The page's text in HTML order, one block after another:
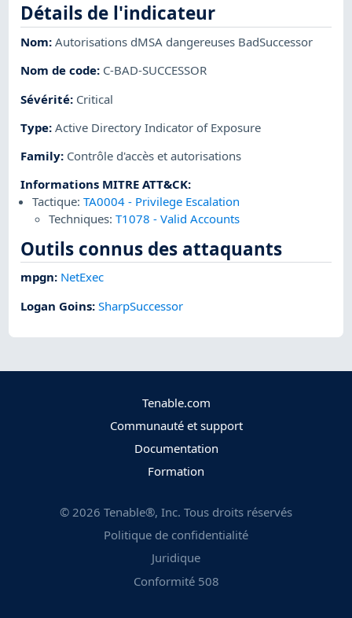
Détails de l'indicateur
Nom:Autorisations dMSA dangereuses BadSuccessor
Nom de code: C-BAD-SUCCESSOR
Sévérité: Critical
Type:Active Directory Indicator of Exposure
Family: Contrôle d'accès et autorisations
Informations MITRE ATT&CK:
Tactique: TA0004- Privilege Escalation
Techniques:T1078 -Valid Accounts
Outils connus des attaquants
mpgn: NetExec
Logan Goins:SharpSuccessor
Tenable.com
Communauté et support
Documentation
Formation
© 2026 Tenable®, Inc. Tous droits réservés
Politique de confidentialité
Juridique
Conformité 508